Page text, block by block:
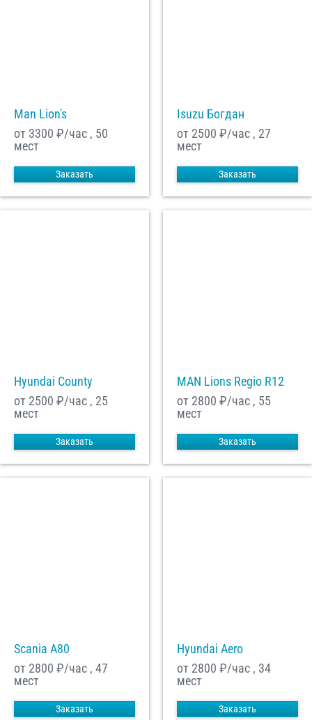
Man Lion's
от 3300 ₽/час , 50
мест
Заказать
Isuzu Богдан
от 2500 ₽/час , 27
мест
Заказать
Hyundai County
от 2500 ₽/час , 25
мест
Заказать
MAN Lions Regio R12
от 2800 ₽/час , 55
мест
Заказать
Scania A80
от 2800 ₽/час , 47
мест
Заказать
Hyundai Aero
от 2800 ₽/час , 34
мест
Заказать